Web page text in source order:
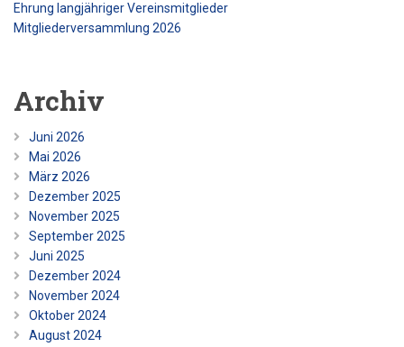
Ehrung langjähriger Vereinsmitglieder
Mitgliederversammlung 2026
Archiv
Juni 2026
Mai 2026
März 2026
Dezember 2025
November 2025
September 2025
Juni 2025
Dezember 2024
November 2024
Oktober 2024
August 2024